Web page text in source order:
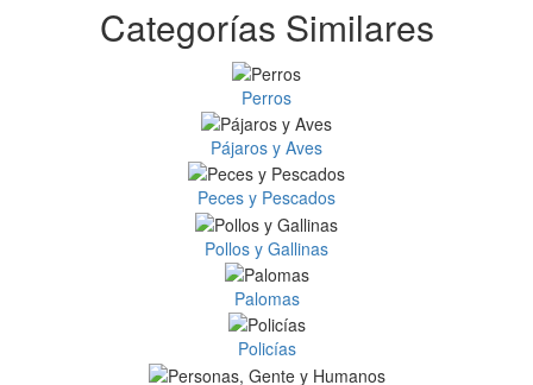
Categorías Similares
Perros
Pájaros y Aves
Peces y Pescados
Pollos y Gallinas
Palomas
Policías